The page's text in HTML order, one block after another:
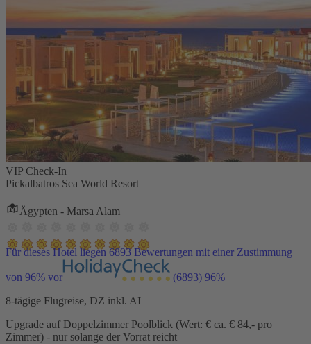
VIP Check-In
Pickalbatros Sea World Resort
Ägypten - Marsa Alam
Für dieses Hotel liegen 6893 Bewertungen mit einer Zustimmung
von 96% vor (6893) 96%
8-tägige Flugreise, DZ inkl. AI
Upgrade auf Doppelzimmer Poolblick (Wert: € ca. € 84,- pro
Zimmer) - nur solange der Vorrat reicht